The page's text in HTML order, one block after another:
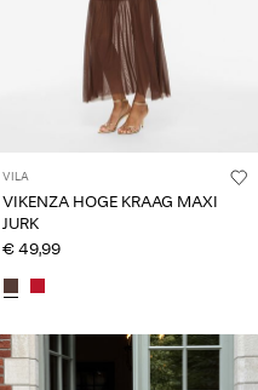
VILA
VIKENZA HOGE KRAAG MAXI
JURK
€ 49,99